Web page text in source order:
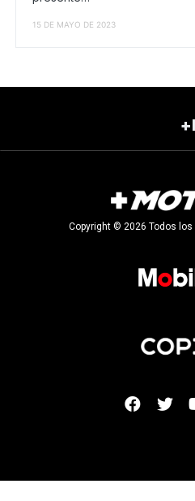
15 DE MAYO DE 2023
Copyright © 2026 Todos